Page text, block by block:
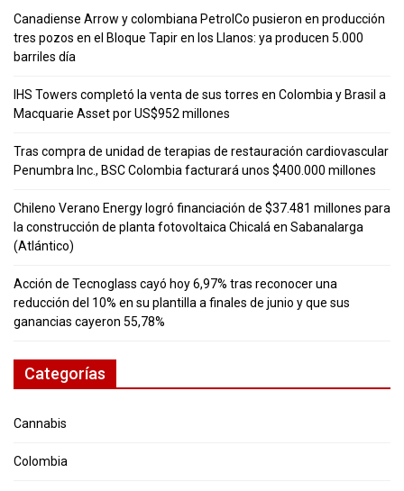
Canadiense Arrow y colombiana PetrolCo pusieron en producción
tres pozos en el Bloque Tapir en los Llanos: ya producen 5.000
barriles día
IHS Towers completó la venta de sus torres en Colombia y Brasil a
Macquarie Asset por US$952 millones
Tras compra de unidad de terapias de restauración cardiovascular
Penumbra Inc., BSC Colombia facturará unos $400.000 millones
Chileno Verano Energy logró financiación de $37.481 millones para
la construcción de planta fotovoltaica Chicalá en Sabanalarga
(Atlántico)
Acción de Tecnoglass cayó hoy 6,97% tras reconocer una
reducción del 10% en su plantilla a finales de junio y que sus
ganancias cayeron 55,78%
Categorías
Cannabis
Colombia